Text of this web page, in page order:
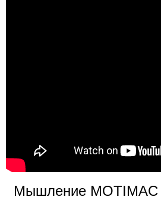
Мышление MOTIMAC